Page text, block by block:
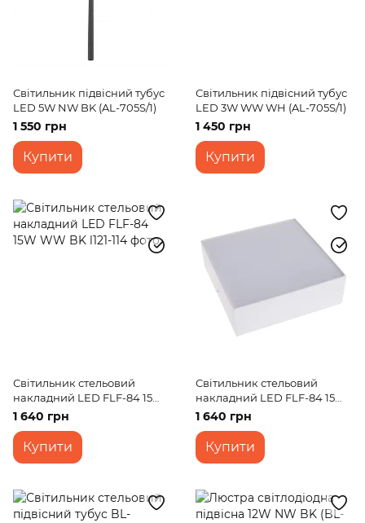
Світильник підвісний тубус
LED 5W NW BK (AL-705S/1)
1 550 грн
Купити
Світильник підвісний тубус
LED 3W WW WH (AL-705S/1)
1 450 грн
Купити
Світильник стельовий
накладний LED FLF-84 15W
WW BK
1 640 грн
Купити
Світильник стельовий
накладний LED FLF-84 15W
NW WH
1 640 грн
Купити